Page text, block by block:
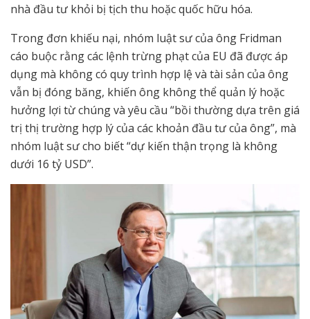
nhà đầu tư khỏi bị tịch thu hoặc quốc hữu hóa.
Trong đơn khiếu nại, nhóm luật sư của ông Fridman
cáo buộc rằng các lệnh trừng phạt của EU đã được áp
dụng mà không có quy trình hợp lệ và tài sản của ông
vẫn bị đóng băng, khiến ông không thể quản lý hoặc
hưởng lợi từ chúng và yêu cầu “bồi thường dựa trên giá
trị thị trường hợp lý của các khoản đầu tư của ông”, mà
nhóm luật sư cho biết “dự kiến thận trọng là không
dưới 16 tỷ USD”.